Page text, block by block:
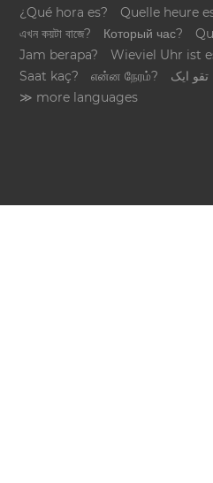
¿Qué hora es?
Quelle heure
এখন কয়টা বাজে?
Который час?
Jam berapa?
Wieviel Uhr ist
Saat kaç?
என்ன நேரம்?
ایک
≫ more languages